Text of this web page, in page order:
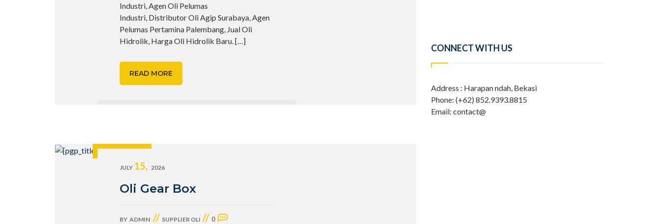
Industri, Agen Oli Pelumas
Industri, Distributor Oli Agip Surabaya, Agen
Pelumas Pertamina Palembang, Jual Oli
Hidrolik, Harga Oli Hidrolik Baru.[…]
READ MORE
JULY 15, 2026
Oli Gear Box
BY ADMIN // SUPPLIER OLI // 0
CONNECT WITH US
Address : Harapan ndah, Bekasi
Phone: (+62) 852.9393.8815
Email: contact@